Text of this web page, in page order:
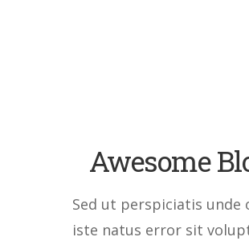
Awesome
Sed ut perspiciatis unde
iste natus error sit